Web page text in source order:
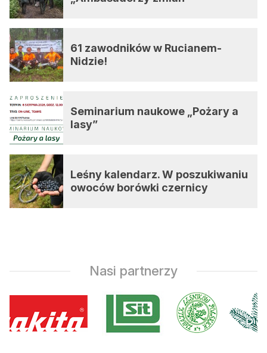
61 zawodników w Rucianem-
Nidzie!
Seminarium naukowe „Pożary a
lasy”
Leśny kalendarz. W poszukiwaniu
owoców borówki czernicy
Nasi partnerzy